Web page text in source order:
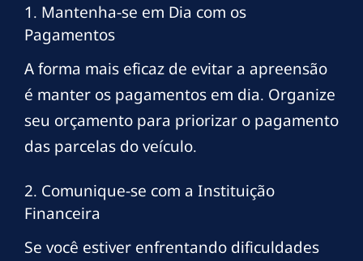
1. Mantenha-se em Dia com os
Pagamentos
A forma mais eficaz de evitar a apreensão
é manter os pagamentos em dia. Organize
seu orçamento para priorizar o pagamento
das parcelas do veículo.
2. Comunique-se com a Instituição
Financeira
Se você estiver enfrentando dificuldades